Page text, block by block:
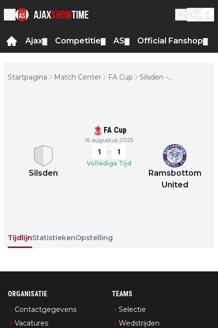
Ajax Competitie AS Official Fanshop
Startpagina Match Center FA Cup
Silsden -
FA Cup
16 augustus 2025
Silsden
1 1
Volledige Tijd
Ramsbottom
United
TijdlijnStatistiekenOpstelling
ORGANISATIE
Contactgegevens
Vacatures
TEAMS
Selectie
Wedstrijden